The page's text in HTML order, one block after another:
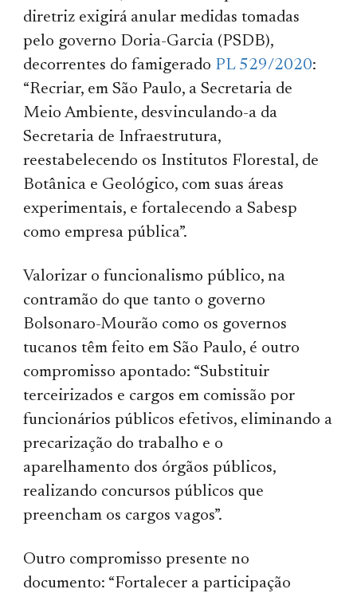
diretriz exigirá anular medidas tomadas
pelo governo Doria-Garcia (PSDB),
decorrentes do famigerado PL 529/2020:
“Recriar, em São Paulo, a Secretaria de
Meio Ambiente, desvinculando-a da
Secretaria de Infraestrutura,
reestabelecendo os Institutos Florestal, de
Botânica e Geológico, com suas áreas
experimentais, e fortalecendo a Sabesp
como empresa pública”.
Valorizar o funcionalismo público, na
contramão do que tanto o governo
Bolsonaro-Mourão como os governos
tucanos têm feito em São Paulo, é outro
compromisso apontado: “Substituir
terceirizados e cargos em comissão por
funcionários públicos efetivos, eliminando a
precarização do trabalho e o
aparelhamento dos órgãos públicos,
realizando concursos públicos que
preencham os cargos vagos”.
Outro compromisso presente no
documento: “Fortalecer a participação